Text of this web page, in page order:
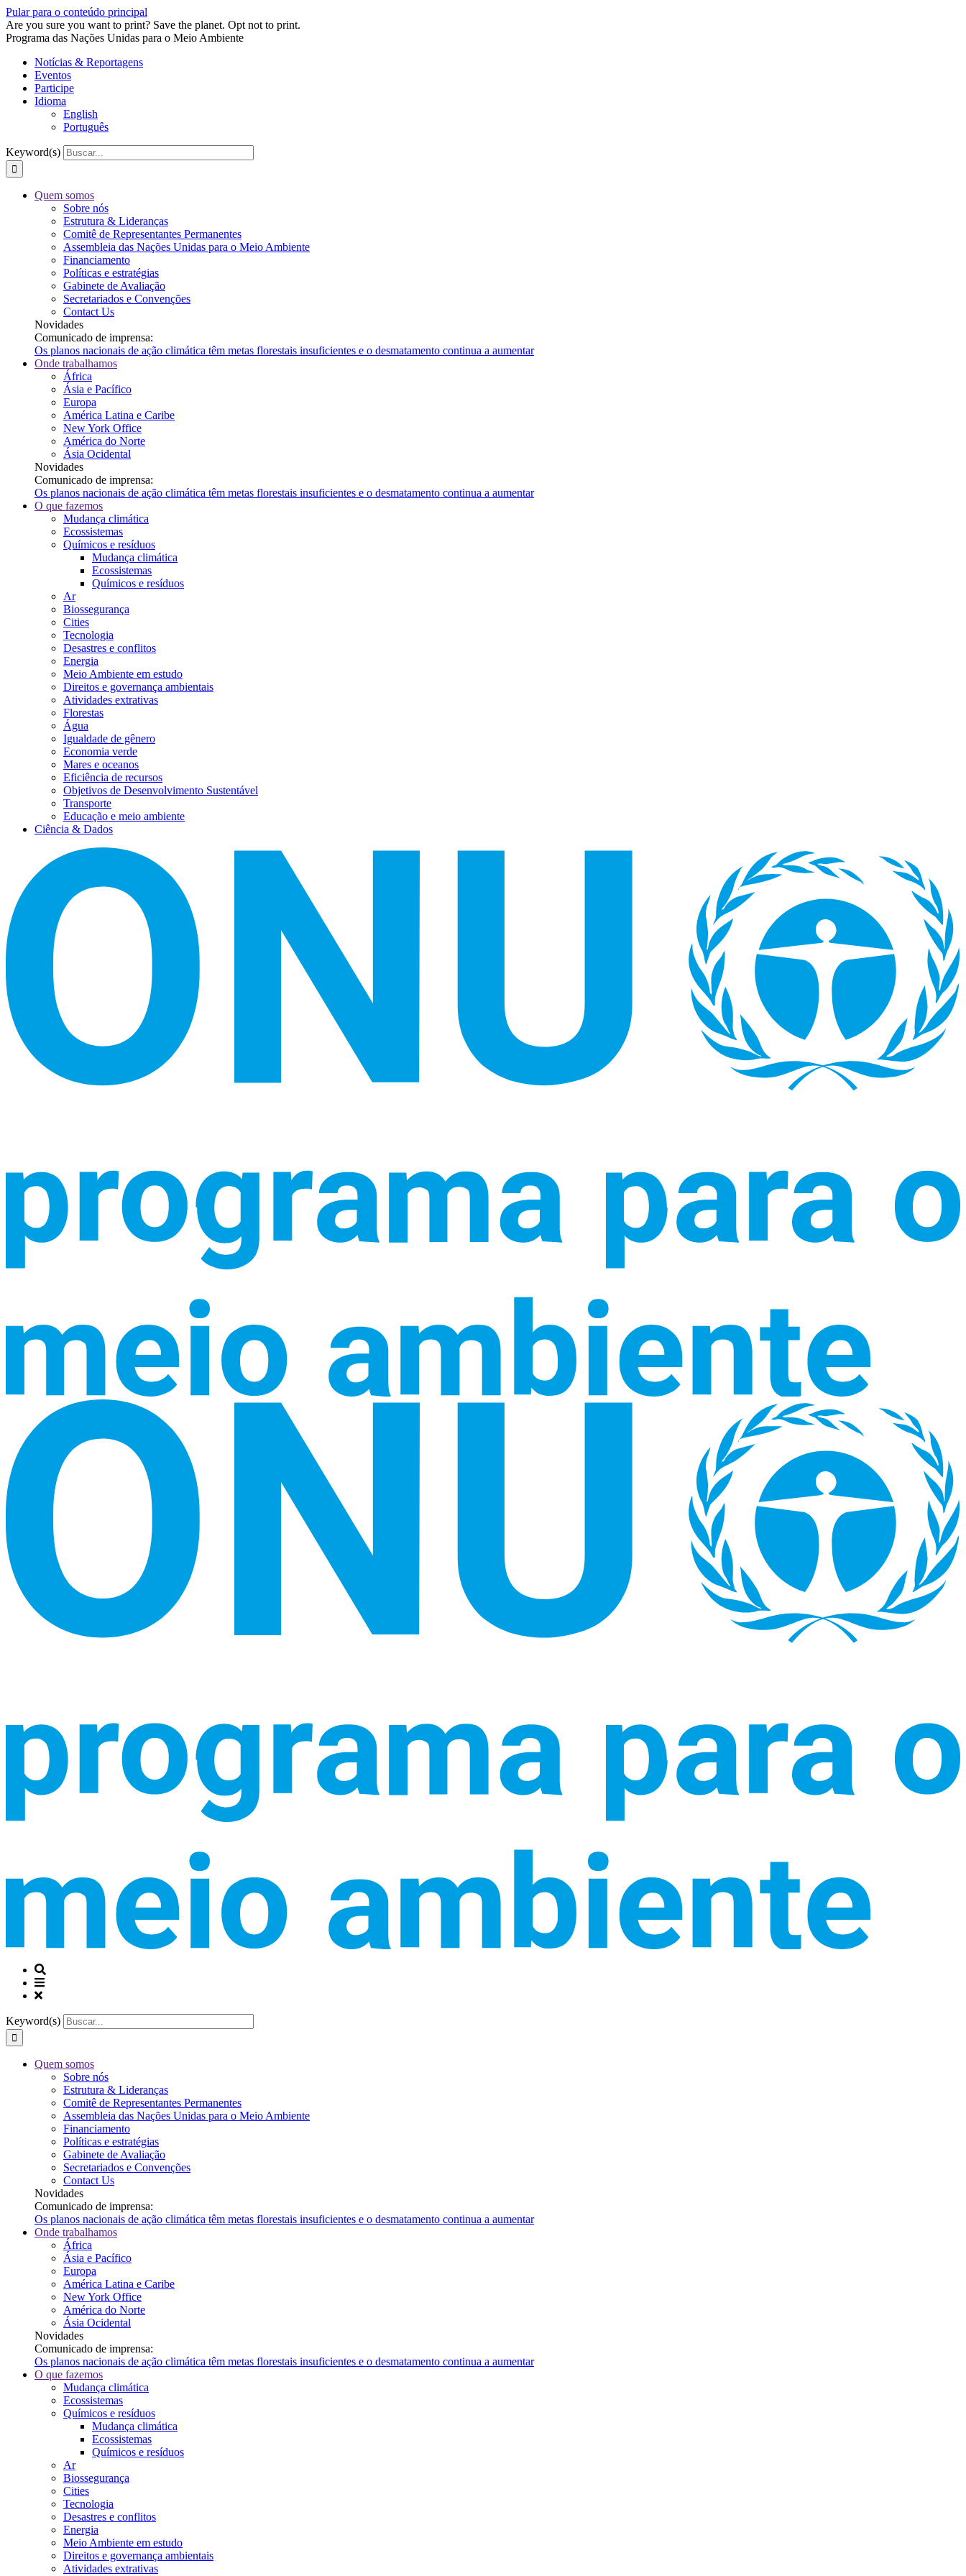
Pular para o conteúdo principal
Are you sure you want to print? Save the planet. Opt not to print.
Programa das Nações Unidas para o Meio Ambiente
Notícias & Reportagens
Eventos
Participe
Idioma
English
Português
Keyword(s)
Quem somos
Sobre nós
Estrutura & Lideranças
Comitê de Representantes Permanentes
Assembleia das Nações Unidas para o Meio Ambiente
Financiamento
Políticas e estratégias
Gabinete de Avaliação
Secretariados e Convenções
Contact Us
Novidades
Comunicado de imprensa:
Os planos nacionais de ação climática têm metas florestais insuficientes e o desmatamento continua a aumentar
Onde trabalhamos
África
Ásia e Pacífico
Europa
América Latina e Caribe
New York Office
América do Norte
Ásia Ocidental
Novidades
Comunicado de imprensa:
Os planos nacionais de ação climática têm metas florestais insuficientes e o desmatamento continua a aumentar
O que fazemos
Mudança climática
Ecossistemas
Químicos e resíduos
Mudança climática
Ecossistemas
Químicos e resíduos
Ar
Biossegurança
Cities
Tecnologia
Desastres e conflitos
Energia
Meio Ambiente em estudo
Direitos e governança ambientais
Atividades extrativas
Florestas
Água
Igualdade de gênero
Economia verde
Mares e oceanos
Eficiência de recursos
Objetivos de Desenvolvimento Sustentável
Transporte
Educação e meio ambiente
Ciência & Dados
Keyword(s)
Quem somos
Sobre nós
Estrutura & Lideranças
Comitê de Representantes Permanentes
Assembleia das Nações Unidas para o Meio Ambiente
Financiamento
Políticas e estratégias
Gabinete de Avaliação
Secretariados e Convenções
Contact Us
Novidades
Comunicado de imprensa:
Os planos nacionais de ação climática têm metas florestais insuficientes e o desmatamento continua a aumentar
Onde trabalhamos
África
Ásia e Pacífico
Europa
América Latina e Caribe
New York Office
América do Norte
Ásia Ocidental
Novidades
Comunicado de imprensa:
Os planos nacionais de ação climática têm metas florestais insuficientes e o desmatamento continua a aumentar
O que fazemos
Mudança climática
Ecossistemas
Químicos e resíduos
Mudança climática
Ecossistemas
Químicos e resíduos
Ar
Biossegurança
Cities
Tecnologia
Desastres e conflitos
Energia
Meio Ambiente em estudo
Direitos e governança ambientais
Atividades extrativas